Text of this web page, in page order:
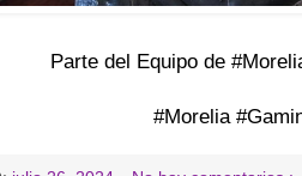
Parte del Equipo de
#Morelia